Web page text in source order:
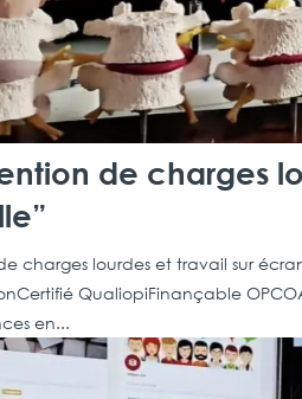
de charges
charges lourdes et travail sur
QualiopiFinançable
en...